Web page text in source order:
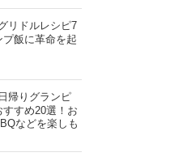
リドルレシピ7
飯に革命を起
帰りグランピ
すすめ20選！お
などを楽しも